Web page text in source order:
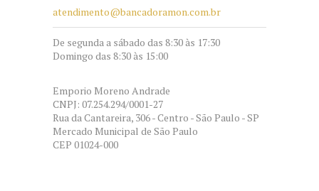
atendimento@bancadoramon.com.br
De segunda a sábado das 8:30 às 17:30
Domingo das 8:30 às 15:00
Emporio Moreno Andrade
CNPJ: 07.254.294/0001-27
Rua da Cantareira, 306 - Centro - São Paulo - SP
Mercado Municipal de São Paulo
CEP 01024-000